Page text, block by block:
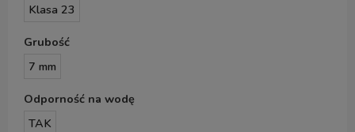
Klasa 23
Grubość
7 mm
Odporność na wodę
TAK